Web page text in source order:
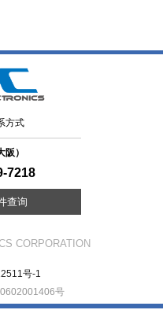
方式
）
7218
查询
CORPORATION
号-1
号